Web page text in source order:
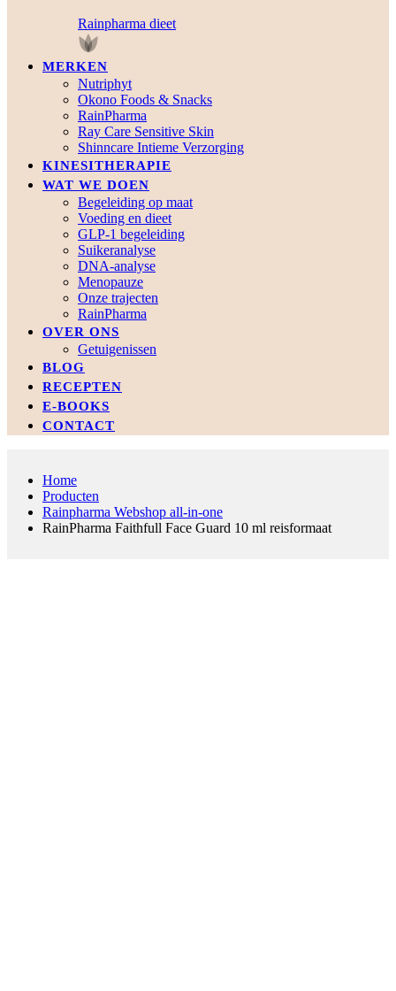
Rainpharma dieet
MERKEN
Nutriphyt
Okono Foods & Snacks
RainPharma
Ray Care Sensitive Skin
Shinncare Intieme Verzorging
KINESITHERAPIE
WAT WE DOEN
Begeleiding op maat
Voeding en dieet
GLP-1 begeleiding
Suikeranalyse
DNA-analyse
Menopauze
Onze trajecten
RainPharma
OVER ONS
Getuigenissen
BLOG
RECEPTEN
E-BOOKS
CONTACT
Home
Producten
Rainpharma Webshop all-in-one
RainPharma Faithfull Face Guard 10 ml reisformaat